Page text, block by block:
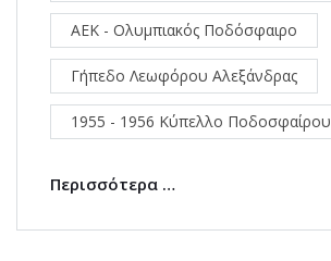
ΑΕΚ - Ολυμπιακός Ποδόσφαιρο
Γήπεδο Λεωφόρου Αλεξάνδρας
1955 - 1956 Κύπελλο Ποδοσφαίρου
Περισσότερα …